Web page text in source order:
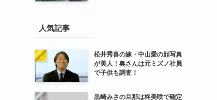
人気記事
松井秀喜の嫁・中山愛の顔写真
が美人！奥さんは元ミズノ社員
で子供も調査！
黒崎みさの旦那は柊美咲で確定